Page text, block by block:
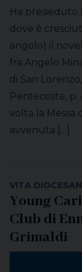
Ha presieduto
dove è
angolo) il
fra Angelo
di San
Pentecoste,
volta la Messa
avvenuta […]
VITA
Young
Club di
Grimaldi